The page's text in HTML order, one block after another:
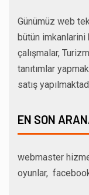
Günümüz web
bütün imkanlarini
çalışmalar,
tanıtımlar
satış
EN SON
webmaster
oyunlar,